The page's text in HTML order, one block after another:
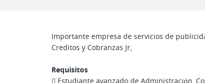
Importante empresa de servicios de
Creditos y Cobranzas Jr,
Requisitos
 Estudiante avanzado de Administración,